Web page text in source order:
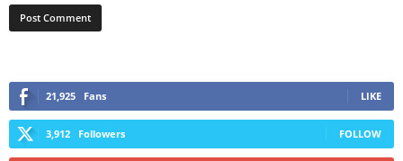
21,925 Fans LIKE
3,912 Followers FOLLOW